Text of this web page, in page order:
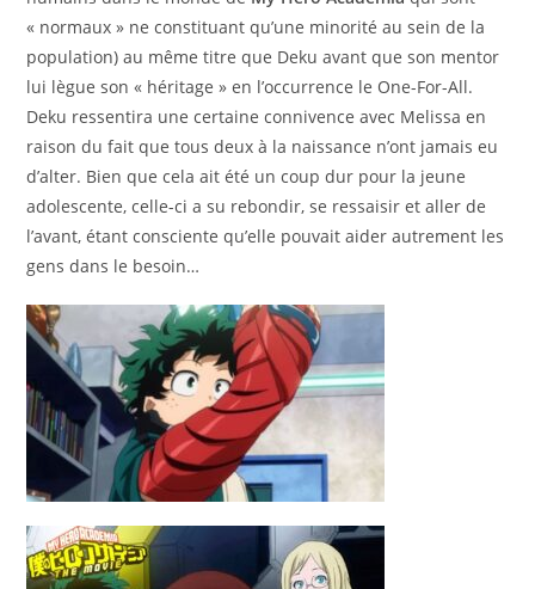
« normaux » ne constituant qu’une minorité au sein de la
population) au même titre que Deku avant que son mentor
lui lègue son « héritage » en l’occurrence le One-For-All.
Deku ressentira une certaine connivence avec Melissa en
raison du fait que tous deux à la naissance n’ont jamais eu
d’alter. Bien que cela ait été un coup dur pour la jeune
adolescente, celle-ci a su rebondir, se ressaisir et aller de
l’avant, étant consciente qu’elle pouvait aider autrement les
gens dans le besoin…